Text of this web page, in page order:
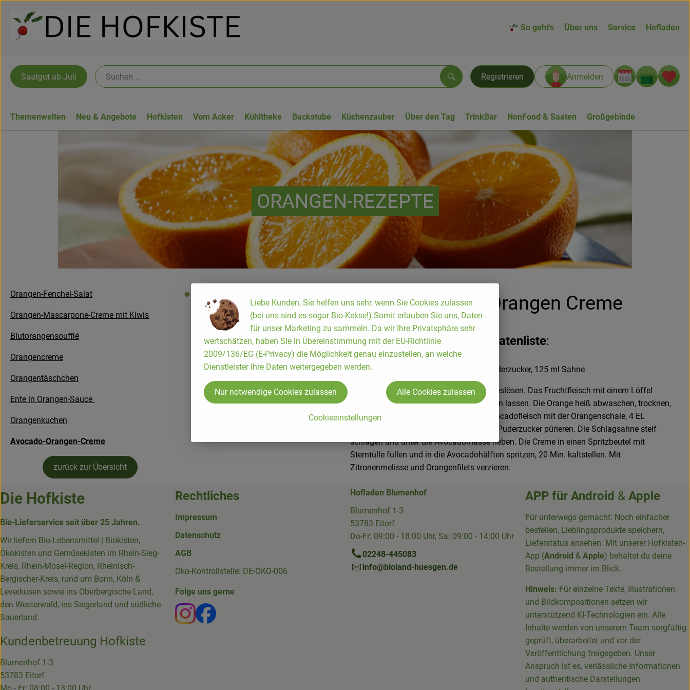
So geht’s Über uns Service Hofladen
Registrieren Anmelden
Suchen
Saatgut ab Juli
Themenwelten Neu & Angebote Hofkisten Vom Acker Kühltheke Backstube Küchenzauber Über den Tag TrinkBar NonFood & Saaten Großgebinde
ORANGEN-REZEPTE
Orangen-Fenchel-Salat
Orangen-Mascarpone-Creme mit Kiwis
Blutorangensoufflé
Orangencreme
Orangentäschchen
Ente in Orangen-Sauce
Orangenkuchen
Avocado-Orangen-Creme
zurück zur Übersicht
Avocado-Orangen Creme
Zutatenliste:
2 Avocados, 1 Orange, 1 Zitrone, 30 g Puderzucker, 125 ml Sahne
Die Avocados halbieren und die Steine auslösen. Das Fruchtfleisch mit einem Löffel
auslösen, dabei einen kleinen Rand stehen lassen. Die Orange heiß abwaschen, trocknen,
Schale abraspeln und dann filetieren. Avocadofleisch mit der Orangenschale, 4 EL
Orangensaft, 2 EL Zitronensaft und 30 g Puderzucker pürieren. Die Schlagsahne steif
schlagen und unter die Avocadomasse heben. Die Creme in einen Spritzbeutel mit
Sterntülle füllen und in die Avocadohälften spritzen, 20 Min. kaltstellen. Mit
Zitronenmelisse und Orangenfilets verzieren.
Die Hofkiste
Bio-Lieferservice seit über 25 Jahren.
Wir liefern Bio-Lebensmittel | Biokisten,
Ökokisten und Gemüsekisten im Rhein-Sieg-
Kreis, Rhein-Mosel-Region, Rheinisch-
Bergischer-Kreis, rund um Bonn, Köln &
Leverkusen sowie ins Oberbergische Land,
den Westerwald, ins Siegerland und südliche
Sauerland.
Kundenbetreuung Hofkiste
Blumenhof 1-3
53783 Eitorf
Rechtliches
Impressum
Datenschutz
AGB
Öko-Kontrollstelle: DE-ÖKO-006
Folge uns gerne
Externer Link zu https://www.instagram.com/die.hofkiste/
Externer Link zu https://www.facebook.com/p/Die-Hofkiste-Rhein-Sieg-Kreis-100094715007395/
Hofladen Blumenhof
Blumenhof 1-3
53783 Eitorf
Do-Fr: 09:00 - 18:00 Uhr, Sa: 09:00 - 14:00 Uhr
02248-445083
info@bioland-huesgen.de
APP für Android & Apple
Für unterwegs gemacht: Noch einfacher
bestellen, Lieblingsprodukte speichern,
Lieferstatus ansehen. Mit unserer Hofkisten-
App (Android & Apple) behältst du deine
Bestellung immer im Blick.
Hinweis: Für einzelne Texte, Illustrationen
und Bildkompositionen setzen wir
unterstützend KI-Technologien ein. Alle
Inhalte werden von unserem Team sorgfältig
geprüft, überarbeitet und vor der
Veröffentlichung freigegeben. Unser
Anspruch ist es, verlässliche Informationen
und authentische Darstellungen
Liebe Kunden, Sie helfen uns sehr, wenn Sie Cookies zulassen
(bei uns sind es sogar Bio-Kekse!).Somit erlauben Sie uns, Daten
für unser Marketing zu sammeln. Da wir Ihre Privatsphäre sehr
wertschätzen, haben Sie in Übereinstimmung mit der EU-Richtlinie
2009/136/EG (E-Privacy) die Möglichkeit genau einzustellen, an welche
Dienstleister Ihre Daten weitergegeben werden.
Cookieeinstellungen
Nur notwendige Cookies zulassen Alle Cookies zulassen